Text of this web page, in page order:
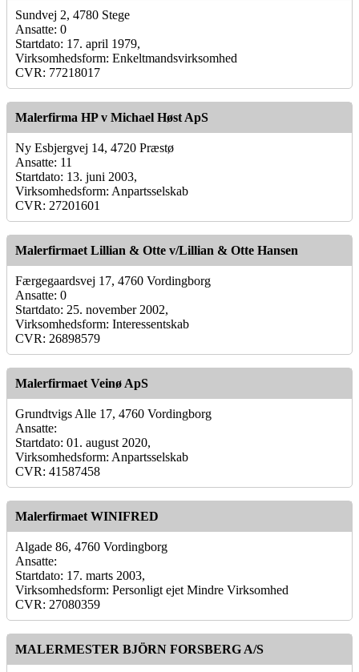
Sundvej 2, 4780 Stege
Ansatte: 0
Startdato: 17. april 1979,
Virksomhedsform: Enkeltmandsvirksomhed
CVR: 77218017
Malerfirma HP v Michael Høst ApS
Ny Esbjergvej 14, 4720 Præstø
Ansatte: 11
Startdato: 13. juni 2003,
Virksomhedsform: Anpartsselskab
CVR: 27201601
Malerfirmaet Lillian & Otte v/Lillian & Otte Hansen
Færgegaardsvej 17, 4760 Vordingborg
Ansatte: 0
Startdato: 25. november 2002,
Virksomhedsform: Interessentskab
CVR: 26898579
Malerfirmaet Veinø ApS
Grundtvigs Alle 17, 4760 Vordingborg
Ansatte:
Startdato: 01. august 2020,
Virksomhedsform: Anpartsselskab
CVR: 41587458
Malerfirmaet WINIFRED
Algade 86, 4760 Vordingborg
Ansatte:
Startdato: 17. marts 2003,
Virksomhedsform: Personligt ejet Mindre Virksomhed
CVR: 27080359
MALERMESTER BJÖRN FORSBERG A/S